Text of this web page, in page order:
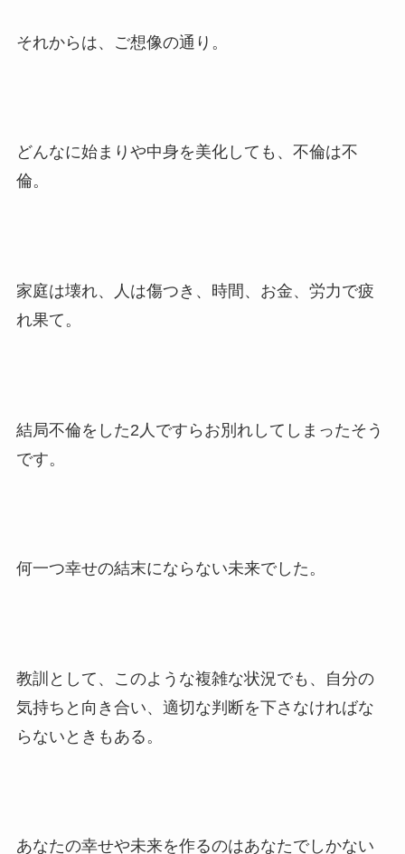
それからは、ご想像の通り。
どんなに始まりや中身を美化しても、不倫は不
倫。
家庭は壊れ、人は傷つき、時間、お金、労力で疲
れ果て。
結局不倫をした2人ですらお別れしてしまったそう
です。
何一つ幸せの結末にならない未来でした。
教訓として、このような複雑な状況でも、自分の
気持ちと向き合い、適切な判断を下さなければな
らないときもある。
あなたの幸せや未来を作るのはあなたでしかない